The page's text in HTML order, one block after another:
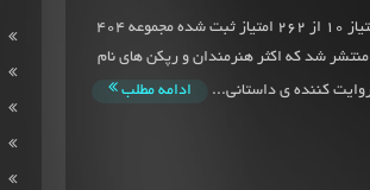
مجموعه 404 از فرشادمیانگین امتیاز 10 از 262 امتیاز ثبت شده مجموعه 404
از فرشاد در چهارم مهرماه 1397 منتشر شد که اکثر هنرمندان و رپکن های نام
ادامه مطلب